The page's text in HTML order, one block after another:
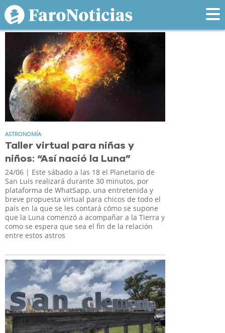
Tag: san
ASTRONOMÍA
Taller virtual para niñas y
niños: “Así nació la Luna”
24/06 | Este sábado a las 18 el Planetario de
San Luis realizará durante 30 minutos, por
plataforma de WhatSapp, una entretenida y
breve propuesta virtual para chicos de todo el
país en la que se les contará cómo se supone
que la Luna comenzó a acompañar a la Tierra y
como se espera que sea el fin de la relación
entre estos astros